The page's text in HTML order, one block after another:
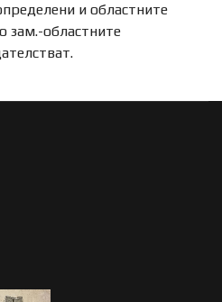
и областните
зам.-областните